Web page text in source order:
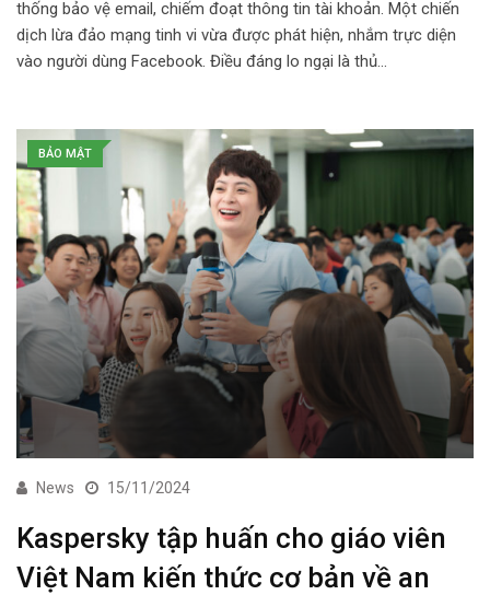
thống bảo vệ email, chiếm đoạt thông tin tài khoản. Một chiến
dịch lừa đảo mạng tinh vi vừa được phát hiện, nhắm trực diện
vào người dùng Facebook. Điều đáng lo ngại là thủ…
BẢO MẬT
News 15/11/2024
Kaspersky tập huấn cho giáo viên
Việt Nam kiến thức cơ bản về an